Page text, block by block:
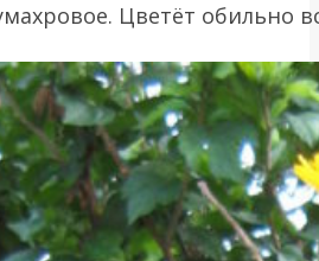
Цветёт обильно